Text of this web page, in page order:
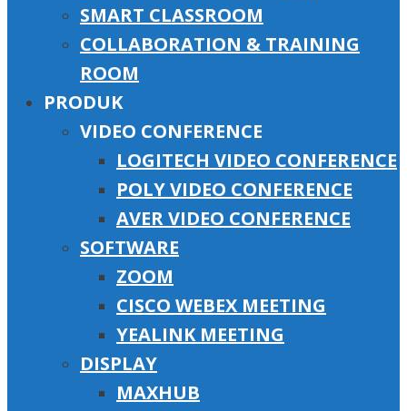
SMART CLASSROOM
COLLABORATION & TRAINING
ROOM
PRODUK
VIDEO CONFERENCE
LOGITECH VIDEO CONFERENCE
POLY VIDEO CONFERENCE
AVER VIDEO CONFERENCE
SOFTWARE
ZOOM
CISCO WEBEX MEETING
YEALINK MEETING
DISPLAY
MAXHUB